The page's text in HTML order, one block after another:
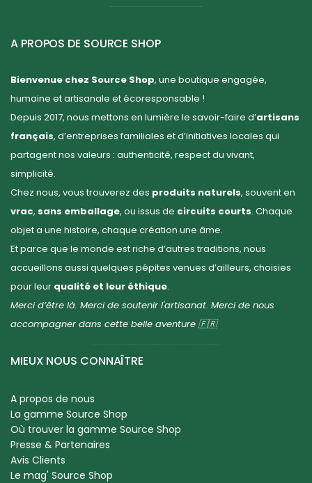
A PROPOS DE SOURCE SHOP
Bienvenue chez Source Shop, une boutique engagée,
humaine et artisanale et écoresponsable !
Depuis 2017, nous mettons en lumière le savoir-faire d’artisans
français, d’entreprises familiales et d’initiatives locales qui
partagent nos valeurs : authenticité, respect du vivant,
simplicité.
Chez nous, vous trouverez des produits naturels, souvent en
vrac, sans emballage, ou issus de circuits courts. Chaque
objet a une histoire, chaque création une âme.
Et parce que le monde est riche d’autres traditions, nous
accueillons aussi quelques pépites venues d’ailleurs, choisies
pour leur qualité et leur éthique.
Merci d’être là. Merci de soutenir l'artisanat. Merci de nous
accompagner dans cette belle aventure 🇫🇷
MIEUX NOUS CONNAÎTRE
A propos de nous
La gamme Source Shop
Où trouver la gamme Source Shop
Presse & Partenaires
Avis Clients
Le mag' Source Shop